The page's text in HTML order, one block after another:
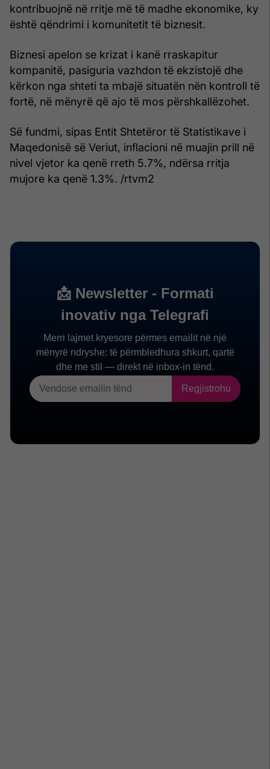
kontribuojnë në rritje më të madhe ekonomike, ky
është qëndrimi i komunitetit të biznesit.
Biznesi apelon se krizat i kanë rraskapitur
kompanitë, pasiguria vazhdon të ekzistojë dhe
kërkon nga shteti ta mbajë situatën nën kontroll të
fortë, në mënyrë që ajo të mos përshkallëzohet.
Së fundmi, sipas Entit Shtetëror të Statistikave i
Maqedonisë së Veriut, inflacioni në muajin prill në
nivel vjetor ka qenë rreth 5.7%, ndërsa rritja
mujore ka qenë 1.3%. /rtvm2